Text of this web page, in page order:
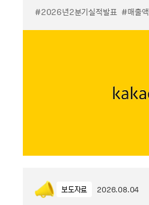
#2026년2분기실적발표 #매출액
보도자료 2026.08.04